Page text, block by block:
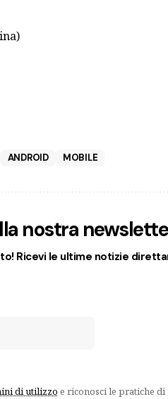
ANDROID MOBILE
nostra
Ricevi le ultime notizie
di utilizzo e riconosci le pratiche